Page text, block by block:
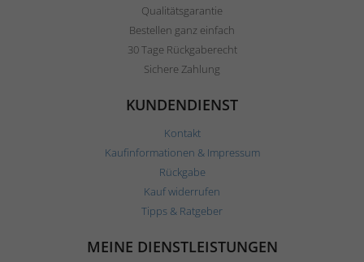
Qualitätsgarantie
Bestellen ganz einfach
30 Tage Rückgaberecht
Sichere Zahlung
KUNDENDIENST
Kontakt
Kaufinformationen & Impressum
Rückgabe
Kauf widerrufen
Tipps & Ratgeber
MEINE DIENSTLEISTUNGEN